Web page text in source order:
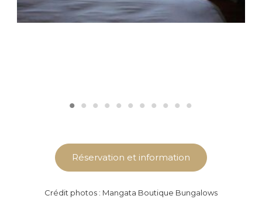
Réservation et information
Crédit photos : Mangata Boutique Bungalows